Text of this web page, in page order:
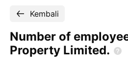
Kembali
Number of
Property Limited.